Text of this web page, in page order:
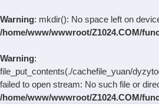
Warning: mkdir(): No space left on
/home/www/wwwroot/Z1024.COM/
Warning:
file_put_contents(./cachefile_yuan/
failed to open stream: No such file or
/home/www/wwwroot/Z1024.COM/